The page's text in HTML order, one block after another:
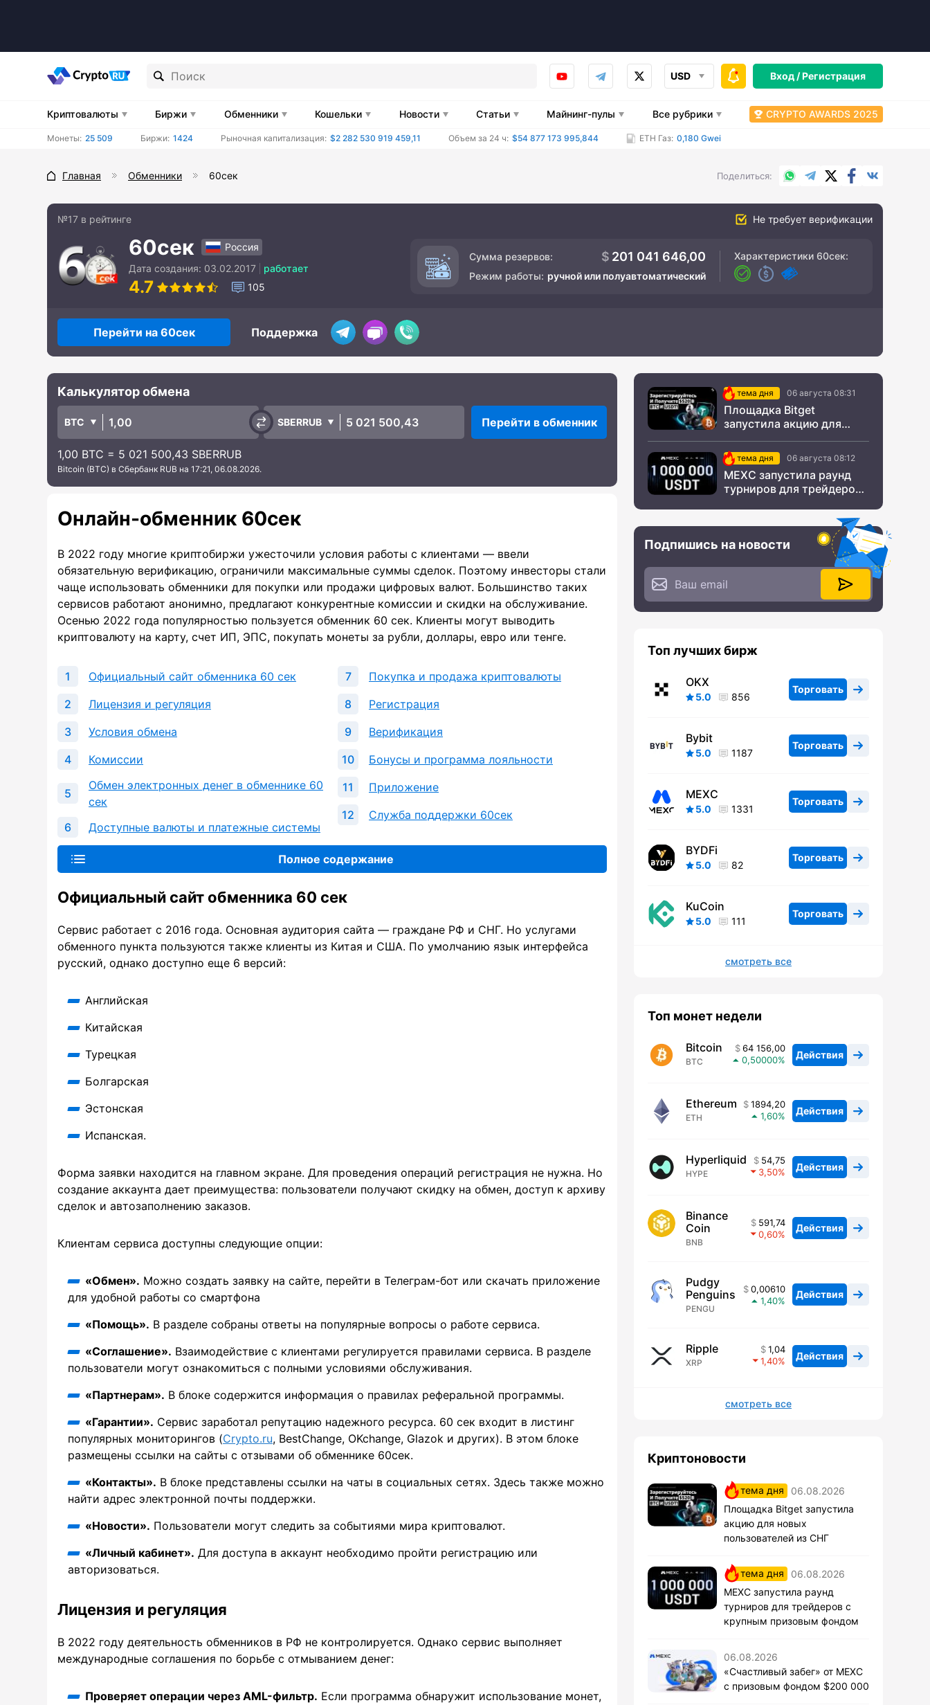
USD Вход /Регистрация
Криптовалюты Биржи Обменники Кошельки Новости Статьи Майнинг-пулы Все рубрики CRYPTO AWARDS 2025
Монеты: 25 509 Биржи: 1424 Рыночная капитализация: $2 282 530 919 459,11 Объем за 24 ч: $54 877 173 995,844 ETH Газ: 0,180 Gwei
Главная Обменники 60сек Поделиться WhatsApp
TelegramX.comFacebook
№17 в рейтинге Не требует верификации
60сек
Россия
Дата создания: 03.02.2017 работает
4.7 105
Сумма резервов: 201 041 646,00
Режим работы: ручной или полуавтоматический
Характеристики 60сек:
Перейти на 60сек Поддержка
Калькулятор обмена
BTC SBERRUB Перейти в обменник
1,00 BTC = 5 021 500,43 SBERRUB
Bitcoin (BTC) в Сбербанк RUB на 17:21, 06.08.2026.
Онлайн-обменник 60сек
В 2022 году многие криптобиржи ужесточили условия работы с клиентами — ввели
обязательную верификацию, ограничили максимальные суммы сделок. Поэтому инвесторы стали
чаще использовать обменники для покупки или продажи цифровых валют. Большинство таких
сервисов работают анонимно, предлагают конкурентные комиссии и скидки на обслуживание.
Осенью 2022 года популярностью пользуется обменник 60 сек. Клиенты могут выводить
криптовалюту на карту, счет ИП, ЭПС, покупать монеты за рубли, доллары, евро или тенге.
Официальный сайт обменника 60 сек
Лицензия и регуляция
Условия обмена
Комиссии
Обмен электронных денег в обменнике 60
сек
Доступные валюты и платежные системы
Покупка и продажа криптовалюты
Регистрация
Верификация
Бонусы и программа лояльности
Приложение
Служба поддержки 60сек
Полное содержание
Официальный сайт обменника 60 сек
Сервис работает с 2016 года. Основная аудитория сайта — граждане РФ и СНГ. Но услугами
обменного пункта пользуются также клиенты из Китая и США. По умолчанию язык интерфейса
русский, однако доступно еще 6 версий:
Английская
Китайская
Турецкая
Болгарская
Эстонская
Испанская.
Форма заявки находится на главном экране. Для проведения операций регистрация не нужна. Но
создание аккаунта дает преимущества: пользователи получают скидку на обмен, доступ к архиву
сделок и автозаполнению заказов.
Клиентам сервиса доступны следующие опции:
«Обмен». Можно создать заявку на сайте, перейти в Телеграм-бот или скачать приложение
для удобной работы со смартфона
«Помощь». В разделе собраны ответы на популярные вопросы о работе сервиса.
«Соглашение». Взаимодействие с клиентами регулируется правилами сервиса. В разделе
пользователи могут ознакомиться с полными условиями обслуживания.
«Партнерам». В блоке содержится информация о правилах реферальной программы.
«Гарантии». Сервис заработал репутацию надежного ресурса. 60 сек входит в листинг
популярных мониторингов (Crypto.ru, BestChange, OKchange, Glazok и других). В этом блоке
размещены ссылки на сайты с отзывами об обменнике 60сек.
«Контакты». В блоке представлены ссылки на чаты в социальных сетях. Здесь также можно
найти адрес электронной почты поддержки.
«Новости». Пользователи могут следить за событиями мира криптовалют.
«Личный кабинет». Для доступа в аккаунт необходимо пройти регистрацию или
авторизоваться.
Лицензия и регуляция
В 2022 году деятельность обменников в РФ не контролируется. Однако сервис выполняет
международные соглашения по борьбе с отмыванием денег:
Проверяет операции через AML-фильтр. Если программа обнаружит использование монет,
тема дня 06 августа 08:31
Площадка Bitget
запустила акцию для
СНГтема дня 06 августа 08:12
MEXC запустила раунд
турниров для трейдеров
Подпишись на новости
Топ лучших бирж
OKX
5.0 856
Торговать
Bybit
5.0 1187
Торговать
MEXC
5.0 1331
Торговать
BYDFi
5.0 82
Торговать
KuCoin
5.0 111
Торговать
смотреть все
Топ монет недели
Bitcoin
BTC
64 156,00
0,50000
Действия
Ethereum
ETH
1894,20
1,60
Действия
Hyperliquid
HYPE
54,75
3,50
Действия
Binance
Coin
BNB
591,74
0,60
Действия
Pudgy
Penguins
PENGU
0,00610
1,40
Действия
Ripple
XRP
1,04
1,40
Действия
смотреть все
Криптоновости
тема дня
06.08.2026
Площадка Bitget запустила
акцию для новых
пользователей из СНГ
тема дня
06.08.2026
MEXC запустила раунд
турниров для трейдеров с
крупным призовым фондом
06.08.2026
«Счастливый забег» от MEXC
с призовым фондом $200 000